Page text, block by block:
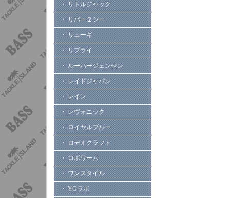
・ リトルジャック
・ リバー２シー
・ リューギ
・ リプライ
・ ルーハージェンセン
・ レイドジャパン
・ レイン
・ レヴォニック
・ ロイヤルブルー
・ ロデオクラフト
・ ロボワーム
・ ワンスタイル
・ YGラボ